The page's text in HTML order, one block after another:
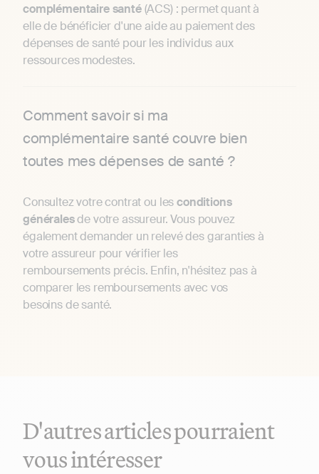
complémentaire santé(ACS) : permet quant à
elle de bénéficier d'une aide au paiement des
dépenses de santé pour les individus aux
ressources modestes.
Comment savoir si ma
complémentaire santé couvre bien
toutes mes dépenses de santé ?
Consultez votre contrat ou lesconditions
généralesde votre assureur. Vous pouvez
également demander un relevé des garanties à
votre assureur pour vérifier les
remboursements précis. Enfin, n'hésitez pas à
comparer les remboursements avec vos
besoins de santé.
D'autres articles pourraient
vous intéresser